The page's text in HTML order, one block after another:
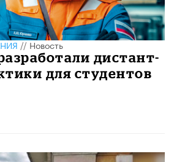
//Новость
дистант-
для студентов